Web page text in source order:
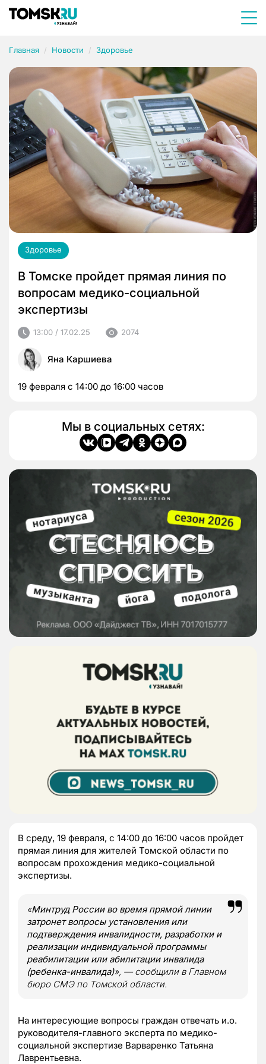
Главная Новости Здоровье
Здоровье
В Томске пройдет прямая линия по
вопросам медико-социальной
экспертизы
13:00 / 17.02.25 2074
Яна Каршиева
19 февраля с 14:00 до 16:00 часов
Мы в социальных сетях:
В среду, 19 февраля, с 14:00 до 16:00 часов пройдет
прямая линия для жителей Томской области по
вопросам прохождения медико-социальной
экспертизы.
«Минтруд России во время прямой линии
затронет вопросы установления или
подтверждения инвалидности, разработки и
реализации индивидуальной программы
реабилитации или абилитации инвалида
(ребенка-инвалида)», — сообщили в Главном
бюро СМЭ по Томской области.
На интересующие вопросы граждан отвечать и.о.
руководителя-главного эксперта по медико-
социальной экспертизе Варваренко Татьяна
Лаврентьевна.